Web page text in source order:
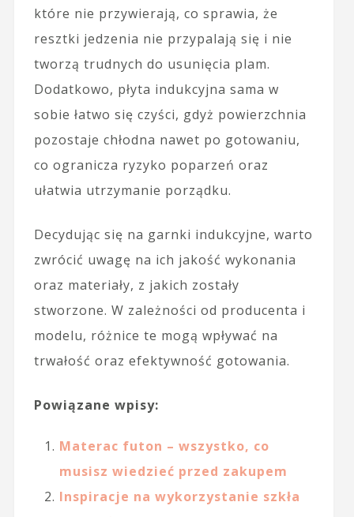
które nie przywierają, co sprawia, że
resztki jedzenia nie przypalają się i nie
tworzą trudnych do usunięcia plam.
Dodatkowo, płyta indukcyjna sama w
sobie łatwo się czyści, gdyż powierzchnia
pozostaje chłodna nawet po gotowaniu,
co ogranicza ryzyko poparzeń oraz
ułatwia utrzymanie porządku.
Decydując się na garnki indukcyjne, warto
zwrócić uwagę na ich jakość wykonania
oraz materiały, z jakich zostały
stworzone. W zależności od producenta i
modelu, różnice te mogą wpływać na
trwałość oraz efektywność gotowania.
Powiązane wpisy:
Materac futon – wszystko, co
musisz wiedzieć przed zakupem
Inspiracje na wykorzystanie szkła